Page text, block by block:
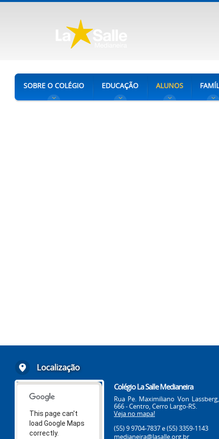
SOBRE O COLÉGIO EDUCAÇÃO ALUNOS
Localização
This page can't
load Google Maps
correctly.
Colégio La Salle Medianeira
Rua Pe. Maximiliano Von Lassberg,
666 - Centro, Cerro Largo-RS.
Veja no mapa!
(55) 9 9704-7837e (55) 3359-1143
medianeira@lasalle.org.br